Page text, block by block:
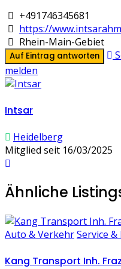
+491746345681
https://
Rhein-Main-Gebiet
Auf Eintrag antworten
melden
Intsar
Heidelberg
Mitglied seit 16/03/2025
Ähnliche
Auto & VerkehrService
Kang Transport Inh.